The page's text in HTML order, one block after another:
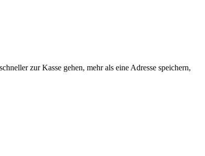
zur Kasse gehen, mehr als eine Adresse speichern,